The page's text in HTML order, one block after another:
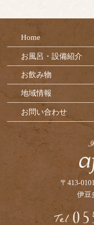
Home
お風呂・設備紹介
お飲み物
地域情報
お問い合わせ
〒413-
伊豆